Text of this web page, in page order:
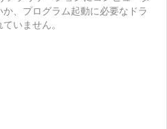
、プログラム起動に必要なドラ
いません。